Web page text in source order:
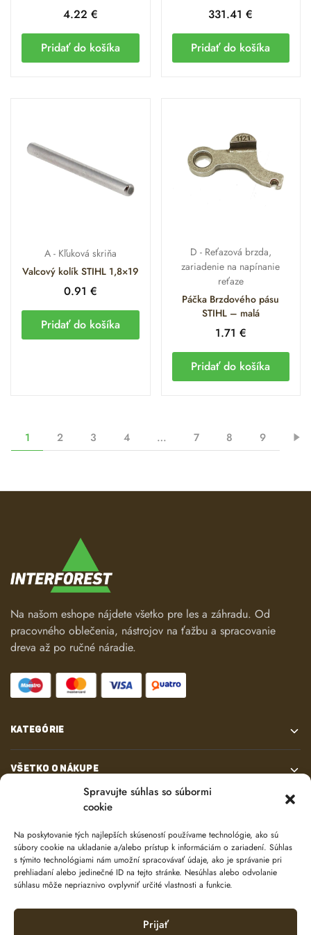
Spravujte súhlas so súbormi
cookie
Na poskytovanie tých najlepších skúseností používame technológie, ako sú
súbory cookie na ukladanie a/alebo prístup k informáciám o zariadení. Súhlas
s týmito technológiami nám umožní spracovávať údaje, ako je správanie pri
prehliadaní alebo jedinečné ID na tejto stránke. Nesúhlas alebo odvolanie
súhlasu môže nepriaznivo ovplyvniť určité vlastnosti a funkcie.
Prijať
ale samotné polovice kľukovej skrine sú špecificky
tvarované pre model MS 400.1. Vždy odporúčame overiť
kompatibilitu podľa objednávacieho čísla.
Spojky, bubny a olejové čerpadlá
Reťazové brzdy a napínacie mechanizmy
Vzduchové filtre, karburátory a kapotáž
Kľukové skrine, hriadele a ložiská
Telesá nádrží, rukoväte a ovládanie plynu
Servisné náradie a príslušenstvo
Pre podrobnejšie technické informácie a prístup k servisnej
4.22 €
Pridať do košíka
331.41€
Pridať do košíka
A - Kľuková skriňa
Valcový kolík STIHL 1,8×19
0.91 €
Pridať do košíka
D - Reťazová brzda,
zariadenie na napínanie
reťaze
Páčka Brzdového pásu
STIHL – malá
1.71 €
Pridať do košíka
1 2 3 4 … 7 8 9
Na našom eshope nájdete všetko pre les a záhradu. Od
pracovného oblečenia, nástrojov na ťažbu a spracovanie
dreva až po ručné náradie.
KATEGÓRIE
VŠETKO O NÁKUPE